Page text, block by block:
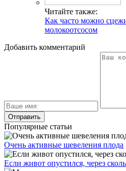
Читайте также:
Как часто можно
молокоотсосом
Добавить комментарий
Популярные статьи
Очень активные шевеления плода
Если живот опустился, через